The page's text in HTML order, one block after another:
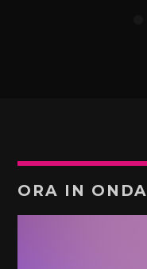
ORA IN ONDA